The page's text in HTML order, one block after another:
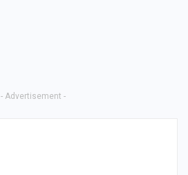
- Advertisement -